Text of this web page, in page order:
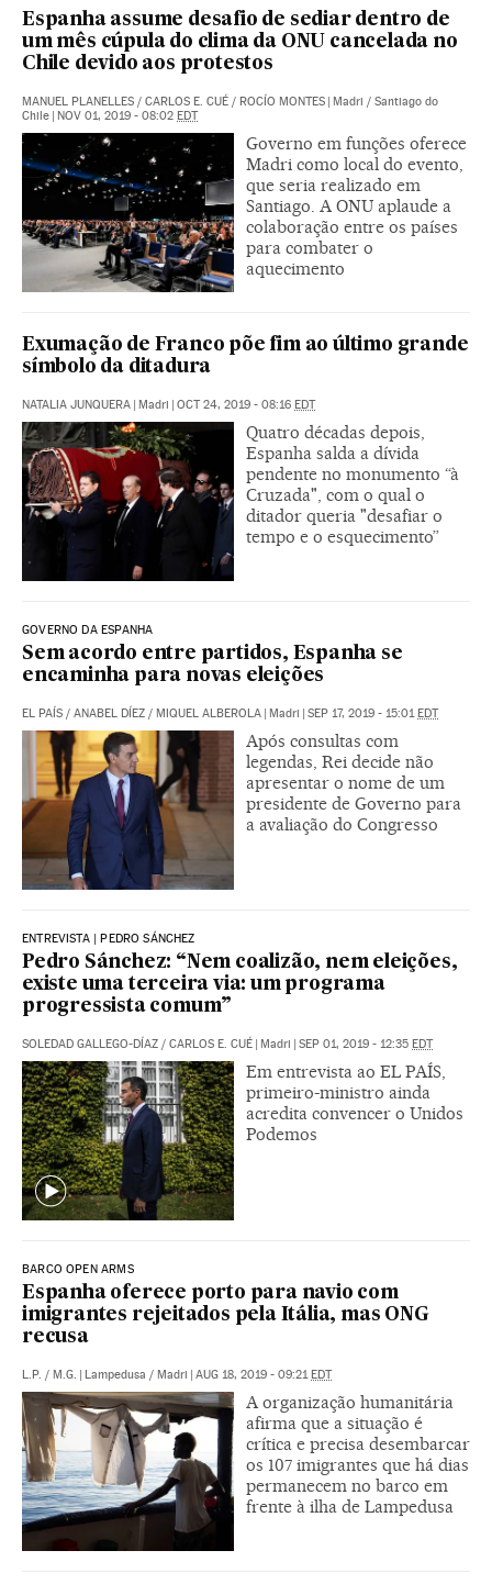
Espanha assume desafio de sediar dentro de
um mês cúpula do clima da ONU cancelada no
Chile devido aos protestos
MANUEL PLANELLES / CARLOS E. CUÉ / ROCÍO MONTES | Madri / Santiago do
Chile | NOV 01, 2019 - 08:02 EDT
Governo em funções oferece
Madri como local do evento,
que seria realizado em
Santiago. A ONU aplaude a
colaboração entre os países
para combater o
aquecimento
Exumação de Franco põe fim ao último grande
símbolo da ditadura
NATALIA JUNQUERA | Madri | OCT 24, 2019 - 08:16 EDT
Quatro décadas depois,
Espanha salda a dívida
pendente no monumento “à
Cruzada", com o qual o
ditador queria "desafiar o
tempo e o esquecimento”
GOVERNO DA ESPANHA
Sem acordo entre partidos, Espanha se
encaminha para novas eleições
EL PAÍS / ANABEL DÍEZ / MIQUEL ALBEROLA | Madri | SEP 17, 2019 - 15:01EDT
Após consultas com
legendas, Rei decide não
apresentar o nome de um
presidente de Governo para
a avaliação do Congresso
ENTREVISTA | PEDRO SÁNCHEZ
Pedro Sánchez: “Nem coalizão, nem eleições,
existe uma terceira via: um programa
progressista comum”
SOLEDAD GALLEGO-DÍAZ / CARLOS E. CUÉ | Madri | SEP 01, 2019 - 12:35 EDT
Em entrevista ao EL PAÍS,
primeiro-ministro ainda
acredita convencer o Unidos
Podemos
BARCO OPEN ARMS
Espanha oferece porto para navio com
imigrantes rejeitados pela Itália, mas ONG
recusa
L.P. / M.G. | Lampedusa / Madri | AUG 18, 2019 - 09:21 EDT
A organização humanitária
afirma que a situação é
crítica e precisa desembarcar
os 107 imigrantes que há dias
permanecem no barco em
frente à ilha de Lampedusa